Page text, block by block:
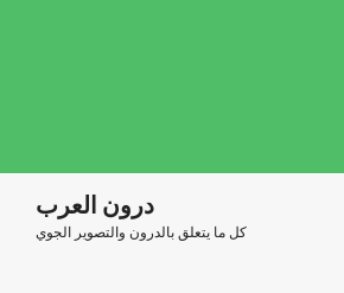
درون العرب
كل ما يتعلق بالدرون والتصوير الجوي